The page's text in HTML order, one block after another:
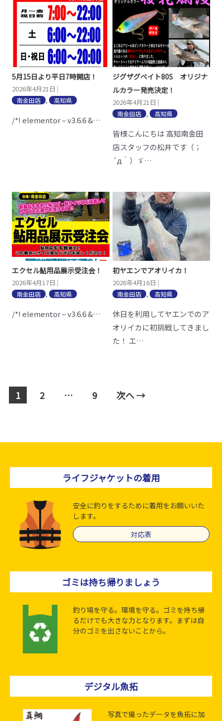
5月15日より平日7時開店！
2026年4月21日 |
南金田店
, 高知県
/*! elementor – v3.6.6 &…
ジグザグベイト80S オリジナ
ルカラー発売決定！
2026年4月21日 |
南金田店
, 高知県
皆様こんにちは 高知南金田
店スタッフの松井です（；
´д｀）ゞ…
エクセル鮎用品展示受注会！
2026年4月17日 |
南金田店
, 高知県
/*! elementor – v3.6.6 &…
初ヤエンでアオリイカ！
2026年4月16日 |
南金田店
, 高知県
休日を利用してヤエンでのア
オリイカに初挑戦してきまし
た！ エ…
1 2 … 9 次へ →
ライフジャケットの着用
安全に釣りをするために着用をお願いいた
します。
対応表
ゴミは持ち帰りましょう
釣り場を守る。環境を守る。ゴミを持ち帰
るだけでも大きな力となります。まずは自
分のゴミを出さないことから。
デジタル魚拓
写真で撮ったデータを魚拓に加